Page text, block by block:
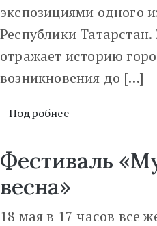
экспозициями одного
Республики
отражает историю
возникновения до […]
Подробнее
Фестиваль
весна»
18 мая в 17 часов все